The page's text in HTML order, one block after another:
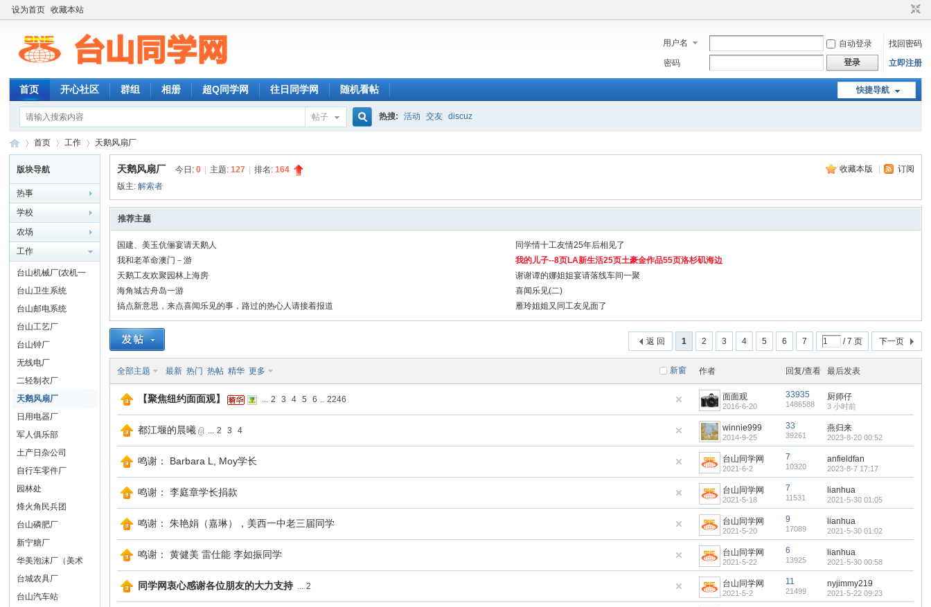
设为首页 收藏本站
用户名 自动登录
找回密码
密码
登录 立即注册
快捷导航
首页 开心社区 群组 相册 超Q同学网 往日同学网 随机看帖
帖子 热搜: 活动 交友 discuz
台 »
首页
›
工作
›
天鹅风扇厂
版块导航
热事
学校
农场
工作
台山机械厂(农机一
厂)
台山卫生系统
台山邮电系统
台山工艺厂
台山钟厂
无线电厂
二轻制衣厂
天鹅风扇厂
日用电器厂
军人俱乐部
土产日杂公司
自行车零件厂
园林处
烽火角民兵团
台山磷肥厂
新宁糖厂
华美泡沫厂（美术
社）
台城农具厂
台山汽车站
收藏本版 订阅
天鹅风扇厂 今日:0 主题:127 排名:164
版主:解索者
推荐主题
国建、美玉伉俪宴请天鹅人
同学情十工友情25年后相见了
我和老革命澳门－游
我的儿子--8页LA新生活25页土豪金作品55页洛杉矶海边
天鹅工友欢聚园林上海房
谢谢谭的娜姐姐宴请落线车间一聚
海角城古舟岛一游
喜闻乐见(二)
搞点新意思，来点喜闻乐见的事，路过的热心人请接着报道
雁玲姐姐又同工友见面了
1 2 3 4 5 6 7 / 7 页 下一页
返 回
新窗
全部主题 最新 热门 热帖 精华 更多 作者 回复/查看 最后发表
【聚焦纽约面面观】 ... 2 3 4 5 6 .. 2246 面面观
2016-6-20
33935
1486588
厨师仔
3 小时前
都江堰的晨曦 ... 2 3 4 winnie999
2014-9-25
33
39261
燕归来
2023-8-20 00:52
鸣谢： Barbara L, Moy学长 台山同学网
2021-6-2
7
10320
anfieldfan
2023-8-7 17:17
鸣谢： 李庭章学长捐款 台山同学网
2021-5-18
7
11531
lianhua
2021-5-30 01:05
鸣谢： 朱艳娟（嘉琳），美西一中老三届同学 台山同学网
2021-5-20
9
17089
lianhua
2021-5-30 01:02
鸣谢： 黄健美 雷仕能 李如振同学 台山同学网
2021-5-22
6
13925
lianhua
2021-5-30 00:58
同学网衷心感谢各位朋友的大力支持 ... 2 台山同学网
2021-5-2
11
21499
nyjimmy219
2021-5-22 09:23